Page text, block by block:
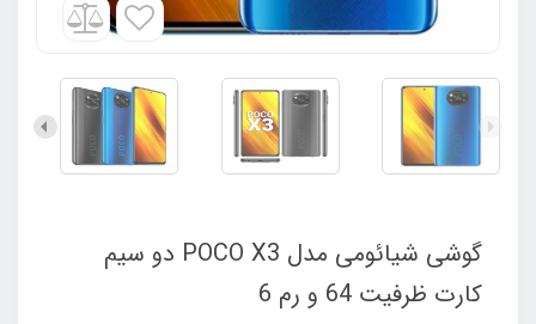
گوشی شیائومی مدل POCO X3 دو سیم‌
کارت ظرفیت 64 و رم 6